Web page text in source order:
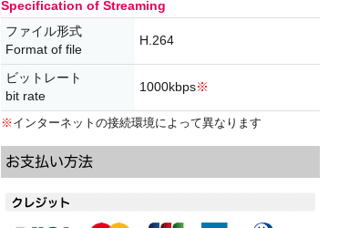
Specification of Streaming
ファイル形式
Format of file
H.264
ビットレート
bit rate
1000kbps※
※ インターネットの接続環境によって異なります